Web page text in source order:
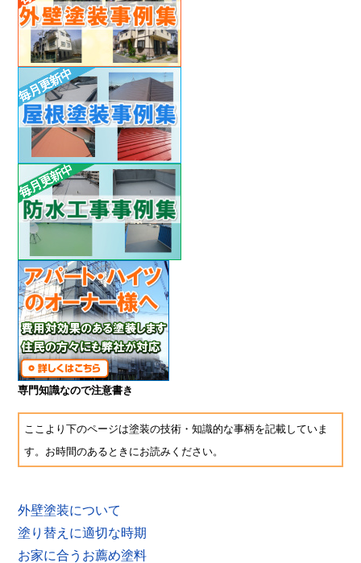
専門知識なので注意書き
ここより下のページは塗装の技術・知識的な事柄を記載していま
す。お時間のあるときにお読みください。
外壁塗装について
塗り替えに適切な時期
お家に合うお薦め塗料